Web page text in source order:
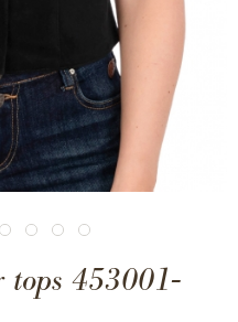
tops 453001-